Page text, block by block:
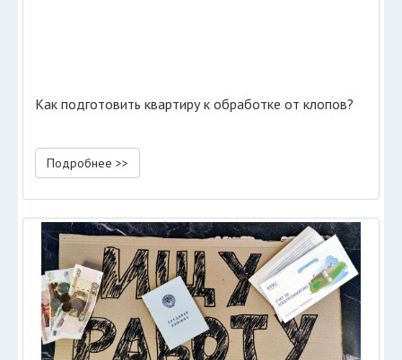
Как подготовить квартиру к обработке от клопов?
Подробнее >>